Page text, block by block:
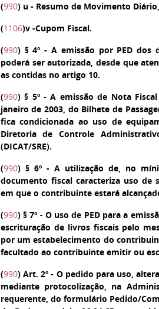
(990) u- Resumo de Movimento
(1106)v-Cupom Fiscal.
(990) § 4º - A emissão por PED dos
poderá ser autorizada, desde que
as contidas no artigo 10.
(990)§ 5º- A emissão de Nota
janeiro de 2003, do Bilhete de
fica condicionada ao uso de
Diretoria de Controle
(DICAT/SRE).
(990) § 6º- A utilização de, no
documento fiscal caracteriza uso de
em que o contribuinte estará
(990)§ 7º - O uso de PED para a
escrituração de livros fiscais pelo
por um estabelecimento do
facultado ao contribuinte emitir ou
(990) Art. 2º - O pedido para uso,
mediante protocolização, na
requerente, do formulário Pedido/